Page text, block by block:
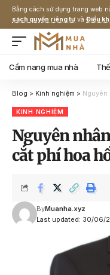
Bằng cách sử dụng trang web
sách quyền riêng tư và Điều
Cẩm nang mua nhà
Blog > Kinh nghiệm > Nguyên
KINH NGHIỆM
Nguyên
cắt phí hoa
Last updated: 30/06/
ByMuanha.xyz